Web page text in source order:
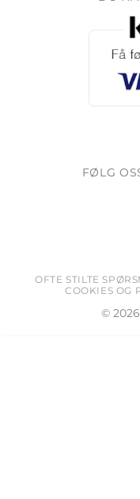
FØLG
OFTE STILTE
COOKIES OG
©